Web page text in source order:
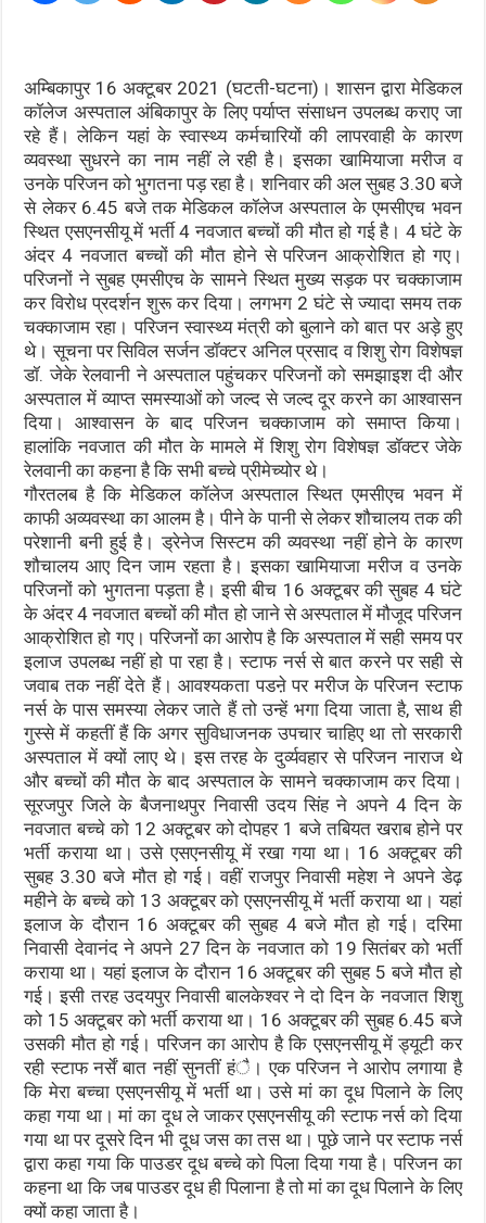
अम्बिकापुर 16 अक्टूबर 2021 (घटती-घटना)। शासन द्वारा मेडिकल
कॉलेज अस्पताल अंबिकापुर के लिए पर्याप्त संसाधन उपलब्ध कराए जा
रहे हैं। लेकिन यहां के स्वास्थ्य कर्मचारियों की लापरवाही के कारण
व्यवस्था सुधरने का नाम नहीं ले रही है। इसका खामियाजा मरीज व
उनके परिजन को भुगतना पड़ रहा है। शनिवार की अल सुबह 3.30 बजे
से लेकर 6.45 बजे तक मेडिकल कॉलेज अस्पताल के एमसीएच भवन
स्थित एसएनसीयू में भर्ती 4 नवजात बच्चों की मौत हो गई है। 4 घंटे के
अंदर 4 नवजात बच्चों की मौत होने से परिजन आक्रोशित हो गए।
परिजनों ने सुबह एमसीएच के सामने स्थित मुख्य सड़क पर चक्काजाम
कर विरोध प्रदर्शन शुरू कर दिया। लगभग 2 घंटे से ज्यादा समय तक
चक्काजाम रहा। परिजन स्वास्थ्य मंत्री को बुलाने को बात पर अड़े हुए
थे। सूचना पर सिविल सर्जन डॉक्टर अनिल प्रसाद व शिशु रोग विशेषज्ञ
डॉ. जेके रेलवानी ने अस्पताल पहुंचकर परिजनों को समझाइश दी और
अस्पताल में व्याप्त समस्याओं को जल्द से जल्द दूर करने का आश्वासन
दिया। आश्वासन के बाद परिजन चक्काजाम को समाप्त किया।
हालांकि नवजात की मौत के मामले में शिशु रोग विशेषज्ञ डॉक्टर जेके
रेलवानी का कहना है कि सभी बच्चे प्रीमेच्योर थे।
गौरतलब है कि मेडिकल कॉलेज अस्पताल स्थित एमसीएच भवन में
काफी अव्यवस्था का आलम है। पीने के पानी से लेकर शौचालय तक की
परेशानी बनी हुई है। ड्रेनेज सिस्टम की व्यवस्था नहीं होने के कारण
शौचालय आए दिन जाम रहता है। इसका खामियाजा मरीज व उनके
परिजनों को भुगतना पड़ता है। इसी बीच 16 अक्टूबर की सुबह 4 घंटे
के अंदर 4 नवजात बच्चों की मौत हो जाने से अस्पताल में मौजूद परिजन
आक्रोशित हो गए। परिजनों का आरोप है कि अस्पताल में सही समय पर
इलाज उपलब्ध नहीं हो पा रहा है। स्टाफ नर्स से बात करने पर सही से
जवाब तक नहीं देते हैं। आवश्यकता पडऩे पर मरीज के परिजन स्टाफ
नर्स के पास समस्या लेकर जाते हैं तो उन्हें भगा दिया जाता है, साथ ही
गुस्से में कहतीं हैं कि अगर सुविधाजनक उपचार चाहिए था तो सरकारी
अस्पताल में क्यों लाए थे। इस तरह के दुर्व्यवहार से परिजन नाराज थे
और बच्चों की मौत के बाद अस्पताल के सामने चक्काजाम कर दिया।
सूरजपुर जिले के बैजनाथपुर निवासी उदय सिंह ने अपने 4 दिन के
नवजात बच्चे को 12 अक्टूबर को दोपहर 1 बजे तबियत खराब होने पर
भर्ती कराया था। उसे एसएनसीयू में रखा गया था। 16 अक्टूबर की
सुबह 3.30 बजे मौत हो गई। वहीं राजपुर निवासी महेश ने अपने डेढ़
महीने के बच्चे को 13 अक्टूबर को एसएनसीयू में भर्ती कराया था। यहां
इलाज के दौरान 16 अक्टूबर की सुबह 4 बजे मौत हो गई। दरिमा
निवासी देवानंद ने अपने 27 दिन के नवजात को 19 सितंबर को भर्ती
कराया था। यहां इलाज के दौरान 16 अक्टूबर की सुबह 5 बजे मौत हो
गई। इसी तरह उदयपुर निवासी बालकेश्वर ने दो दिन के नवजात शिशु
को 15 अक्टूबर को भर्ती कराया था। 16 अक्टूबर की सुबह 6.45 बजे
उसकी मौत हो गई। परिजन का आरोप है कि एसएनसीयू में ड्यूटी कर
रही स्टाफ नर्सें बात नहीं सुनतीं हंै। एक परिजन ने आरोप लगाया है
कि मेरा बच्चा एसएनसीयू में भर्ती था। उसे मां का दूध पिलाने के लिए
कहा गया था। मां का दूध ले जाकर एसएनसीयू की स्टाफ नर्स को दिया
गया था पर दूसरे दिन भी दूध जस का तस था। पूछे जाने पर स्टाफ नर्स
द्वारा कहा गया कि पाउडर दूध बच्चे को पिला दिया गया है। परिजन का
कहना था कि जब पाउडर दूध ही पिलाना है तो मां का दूध पिलाने के लिए
क्यों कहा जाता है।